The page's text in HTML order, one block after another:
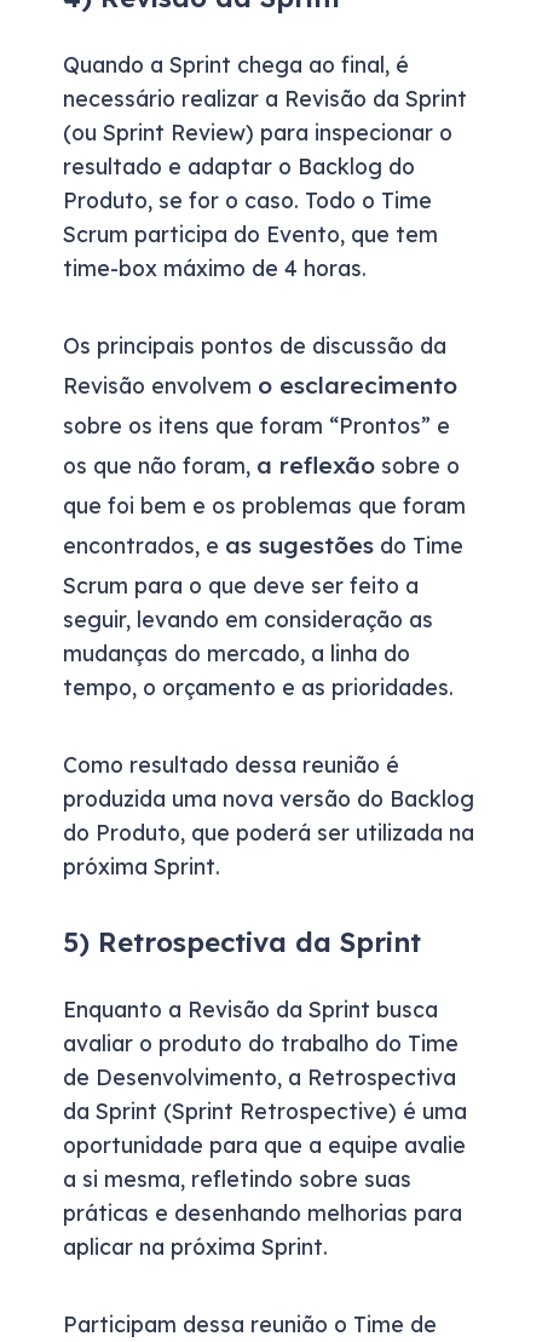
Quando a Sprint chega ao final, é
necessário realizar a Revisão da Sprint
(ou Sprint Review) para inspecionar o
resultado e adaptar o Backlog do
Produto, se for o caso. Todo o Time
Scrum participa do Evento, que tem
time-box máximo de 4 horas.
Os principais pontos de discussão da
Revisão envolvem o esclarecimento
sobre os itens que foram “Prontos” e
os que não foram, a reflexão sobre o
que foi bem e os problemas que foram
encontrados, e as sugestões do Time
Scrum para o que deve ser feito a
seguir, levando em consideração as
mudanças do mercado, a linha do
tempo, o orçamento e as prioridades.
Como resultado dessa reunião é
produzida uma nova versão do Backlog
do Produto, que poderá ser utilizada na
próxima Sprint.
5) Retrospectiva da Sprint
Enquanto a Revisão da Sprint busca
avaliar o produto do trabalho do Time
de Desenvolvimento, a Retrospectiva
da Sprint (Sprint Retrospective) é uma
oportunidade para que a equipe avalie
a si mesma, refletindo sobre suas
práticas e desenhando melhorias para
aplicar na próxima Sprint.
Participam dessa reunião o Time de